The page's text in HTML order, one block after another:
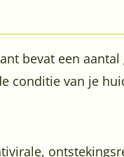
bevat een
conditie van je